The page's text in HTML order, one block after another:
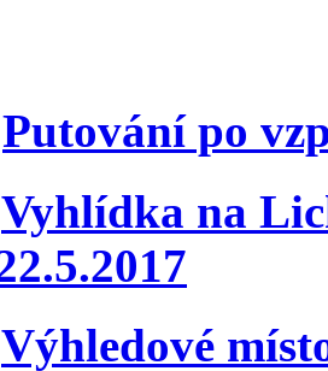
Putování po
Vyhlídka na
Výhledové